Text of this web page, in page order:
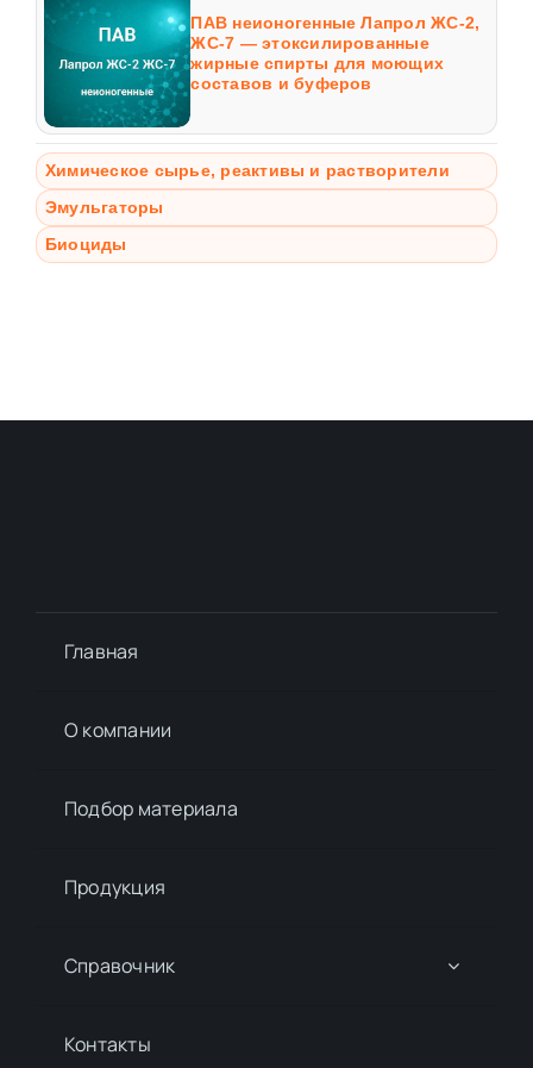
ПАВ неионогенные Лапрол ЖС-2,
ЖС-7 — этоксилированные
жирные спирты для моющих
составов и буферов
Химическое сырье, реактивы и растворители
Эмульгаторы
Биоциды
Главная
О компании
Подбор материалa
Продукция
Справочник
Контакты